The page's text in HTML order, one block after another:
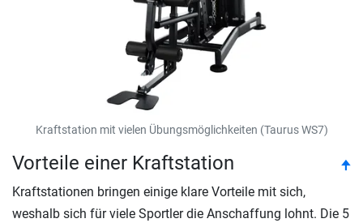
Kraftstation mit vielen Übungsmöglichkeiten (Taurus WS7)
Vorteile einer Kraftstation 🠉
Kraftstationen bringen einige klare Vorteile mit sich,
weshalb sich für viele Sportler die Anschaffung lohnt. Die 5